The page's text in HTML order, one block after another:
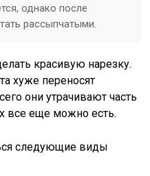
однако после
рассыпчатыми.
красивую нарезку.
хуже переносят
они утрачивают часть
все еще можно есть.
следующие виды